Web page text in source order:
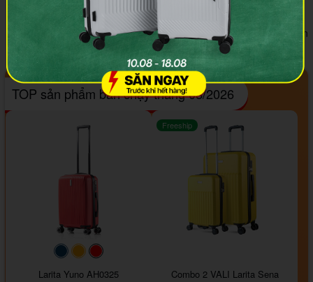
CTV Blog Như Nguyễn
TOP sản phẩm bán chạy tháng 08/2026
#093f69#ffa500
Larita Yuno AH0325
Freeship
Combo 2 VALI Larita Sena